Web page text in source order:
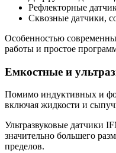
Рефлекторные
Сквозные датчики,
Особенностью
работы и простое
Емкостные и
Помимо индуктивных и
включая жидкости и
Ультразвуковые датчики
значительно большего
пределов.